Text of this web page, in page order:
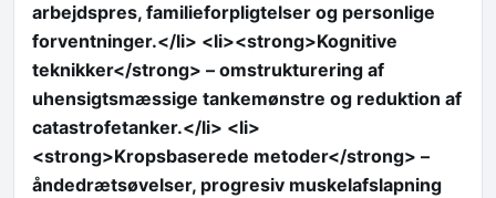
arbejdspres, familieforpligtelser og personlige
forventninger.</li> <li><strong>Kognitive
teknikker</strong> – omstrukturering af
uhensigtsmæssige tankemønstre og reduktion af
catastrofetanker.</li> <li>
<strong>Kropsbaserede metoder</strong> –
åndedrætsøvelser, progresiv muskelafslapning